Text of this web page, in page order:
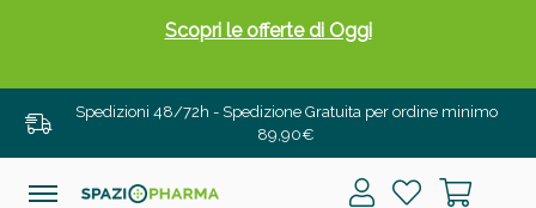
Spedizioni 48/72h - Spedizione Gratuita per ordine minimo
89,90€
Scopri le offerte di Oggi